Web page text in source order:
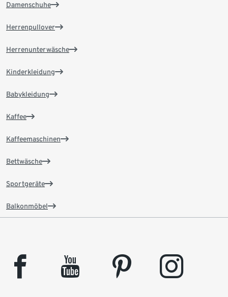
Damenschuhe
Herrenpullover
Herrenunterwäsche
Kinderkleidung
Babykleidung
Kaffee
Kaffeemaschinen
Bettwäsche
Sportgeräte
Balkonmöbel
facebook youtube pinterest instagram